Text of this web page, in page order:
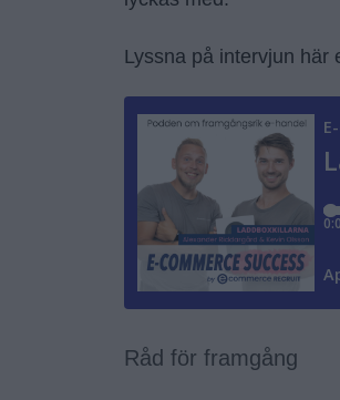
Lyssna på intervjun här
Råd för framgång